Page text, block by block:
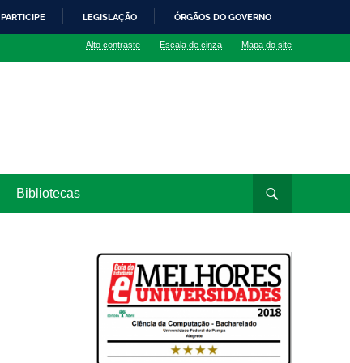
PARTICIPE LEGISLAÇÃO ÓRGÃOS DO GOVERNO
Alto contraste Escala de cinza Mapa do site
Bibliotecas